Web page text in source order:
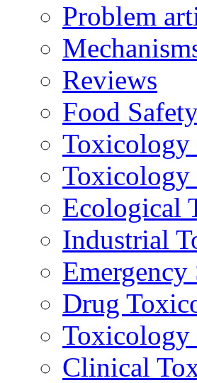
Problem
Reviews
Food
Toxicology
Toxicology
Ecological
Industrial
Drug
Toxicology
Clinical